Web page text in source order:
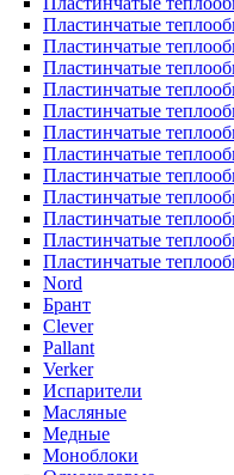
Пластинчатые
Пластинчатые
Пластинчатые
Пластинчатые
Пластинчатые
Пластинчатые
Пластинчатые
Пластинчатые
Пластинчатые
Пластинчатые
Пластинчатые
Пластинчатые
Nord
Брант
Clever
Pallant
Verker
Испарители
Масляные
Медные
Моноблоки